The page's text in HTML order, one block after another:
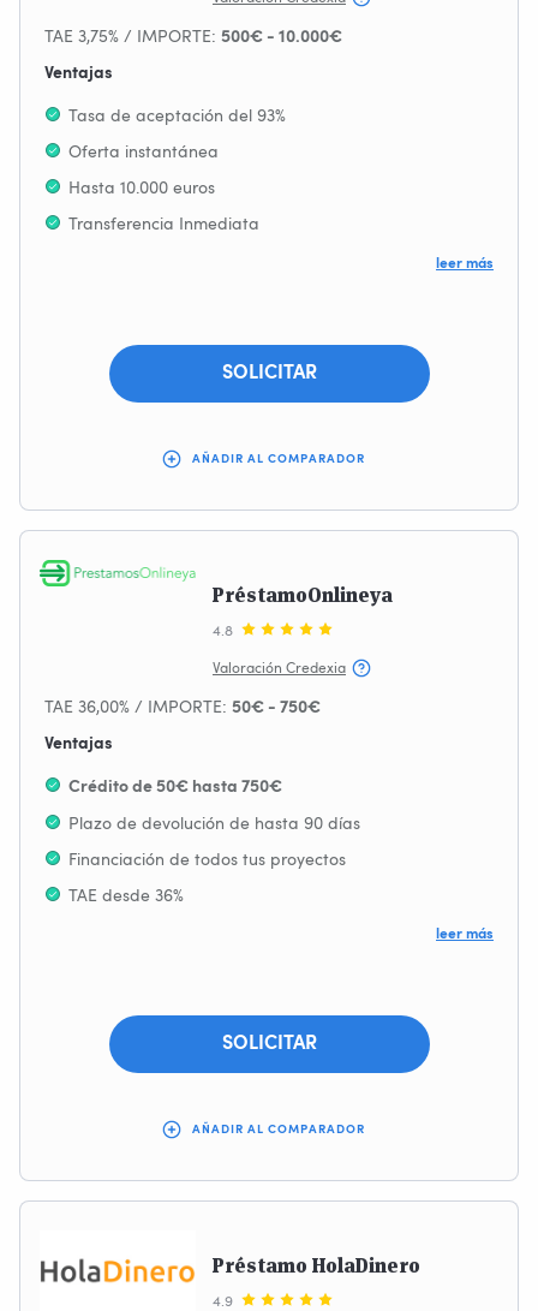
Respuesta inmediata
TAE 3,75% / IMPORTE: 500€ - 10.000€
Ventajas
leer más
Tasa de aceptación del 93%
Oferta instantánea
Hasta 10.000 euros
Transferencia Inmediata
SOLICITAR
AÑADIR AL COMPARADOR
PréstamoOnlineya
4.8
Valoración Credexia
TAE 36,00% / IMPORTE: 50€ - 750€
Ventajas
leer más
Crédito de 50€ hasta 750€
Plazo de devolución de hasta 90 días
Financiación de todos tus proyectos
TAE desde 36%
SOLICITAR
AÑADIR AL COMPARADOR
Préstamo HolaDinero
4.9